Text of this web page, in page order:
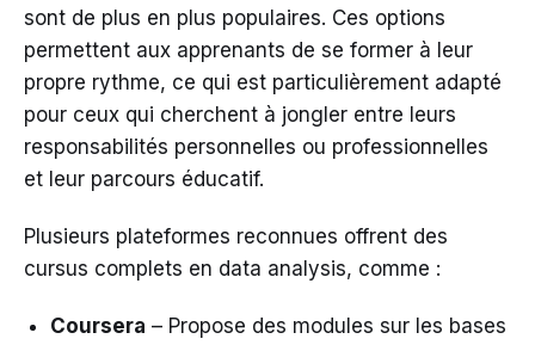
sont de plus en plus populaires. Ces options
permettent aux apprenants de se former à leur
propre rythme, ce qui est particulièrement adapté
pour ceux qui cherchent à jongler entre leurs
responsabilités personnelles ou professionnelles
et leur parcours éducatif.
Plusieurs plateformes reconnues offrent des
cursus complets en data analysis, comme :
Coursera – Propose des modules sur les bases